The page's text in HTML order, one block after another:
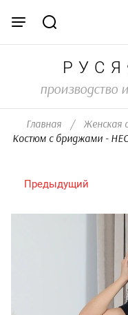
Р У С Я
производство
Главная / Женская
Костюм с бриджами -
Предыдущий